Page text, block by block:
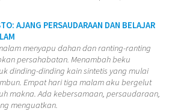
AJANG PERSAUDARAAN DAN BELAJAR
menyapu dahan dan ranting-ranting
persahabatan. Menambah beku
dinding-dinding kain sintetis yang mulai
Empat hari tiga malam aku bergelut
makna. Ada kebersamaan, persaudaraan,
menguatkan.